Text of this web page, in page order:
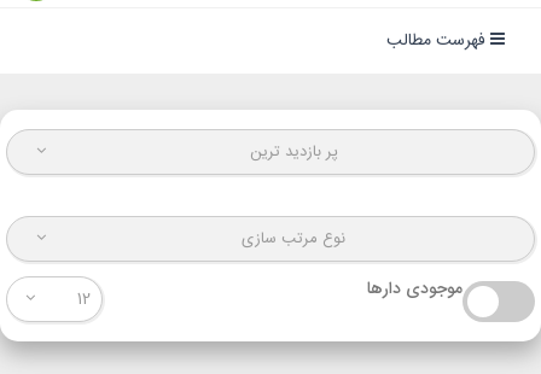
فهرست مطالب
پر بازدید ترین
نوع مرتب سازی
موجودی دارها 12